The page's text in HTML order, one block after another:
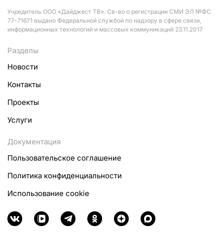
Учредитель ООО «Дайджест ТВ». Св-во о регистрации СМИ ЭЛ №ФС
77-71671 выдано Федеральной службой по надзору в сфере связи,
информационных технологий и массовых коммуникаций 23.11.2017
Разделы
Новости
Контакты
Проекты
Услуги
Документация
Пользовательское соглашение
Политика конфиденциальности
Использование cookie